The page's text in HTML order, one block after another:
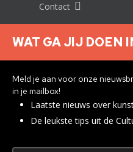
Contact
Nieuwsbrief
Privacyverklaring
WAT GA JIJ DOEN
Meld je aan voor onze
in je mailbox!
Laatste nieuws over
De leukste tips uit de